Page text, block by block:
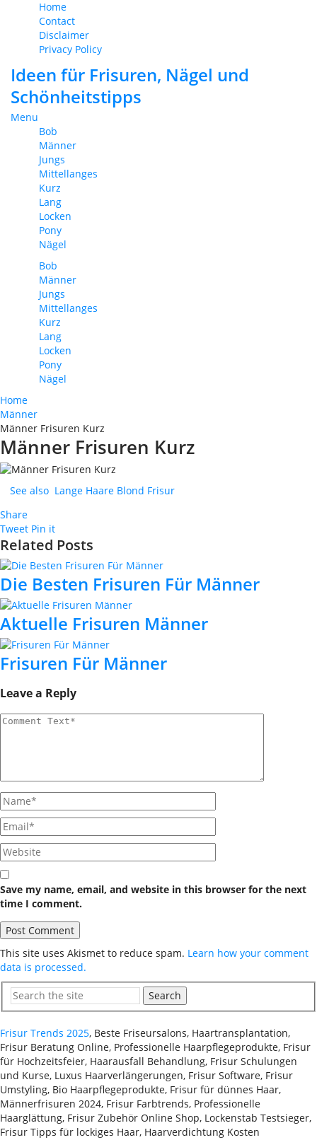
Home
Contact
Disclaimer
Privacy Policy
Ideen für Frisuren, Nägel und
Schönheitstipps
Menu
Bob
Männer
Jungs
Mittellanges
Kurz
Lang
Locken
Pony
Nägel
Bob
Männer
Jungs
Mittellanges
Kurz
Lang
Locken
Pony
Nägel
Home
Männer
Männer Frisuren Kurz
Männer Frisuren Kurz
See also Lange Haare Blond Frisur
Share
Tweet Pin it
Related Posts
Die Besten Frisuren Für Männer
Aktuelle Frisuren Männer
Frisuren Für Männer
Leave a Reply
Save my name, email, and website in this browser for the next
time I comment.
This site uses Akismet to reduce spam. Learn how your comment
data is processed.
Search
Frisur Trends 2025, Beste Friseursalons, Haartransplantation,
Frisur Beratung Online, Professionelle Haarpflegeprodukte, Frisur
für Hochzeitsfeier, Haarausfall Behandlung, Frisur Schulungen
und Kurse, Luxus Haarverlängerungen, Frisur Software, Frisur
Umstyling, Bio Haarpflegeprodukte, Frisur für dünnes Haar,
Männerfrisuren 2024, Frisur Farbtrends, Professionelle
Haarglättung, Frisur Zubehör Online Shop, Lockenstab Testsieger,
Frisur Tipps für lockiges Haar, Haarverdichtung Kosten